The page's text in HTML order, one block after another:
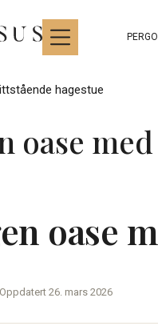
oase
oase
26. mars 2026